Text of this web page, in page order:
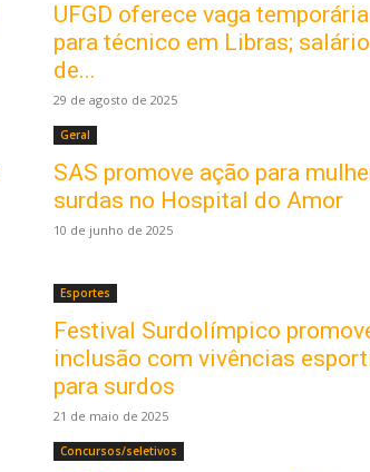
UFGD oferece vaga temporária
para técnico em Libras;
de...
29 de agosto de 2025
Geral
SAS promove ação para
surdas no Hospital do Amor
10 de junho de 2025
Esportes
Festival Surdolímpico
inclusão com vivências
para surdos
21 de maio de 2025
Concursos/seletivos